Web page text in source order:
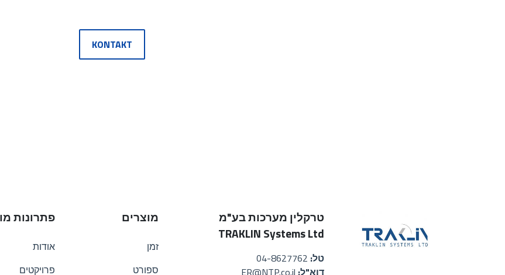
KONTAKT
טרקלין מערכות בע"מ
TRAKLIN Systems Ltd
טל: 04-8627762
דוא"ל: ER@NTP.co.il
מוצרים
זמן
ספורט
פתרונות
אודות
פרויקטים